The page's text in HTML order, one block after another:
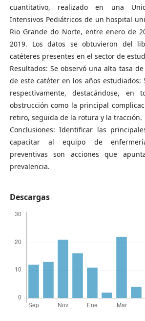
cuantitativo, realizado en una
Intensivos Pediátricos de un hospital
Rio Grande do Norte, entre enero de
2019. Los datos se obtuvieron del
catéteres presentes en el sector de
Resultados: Se observó una alta tasa
de este catéter en los años estudiados:
respectivamente, destacándose, en
obstrucción como la principal
retiro, seguida de la rotura y la tracción.
Conclusiones: Identificar las
capacitar al equipo de
preventivas son acciones que
prevalencia.
Descargas